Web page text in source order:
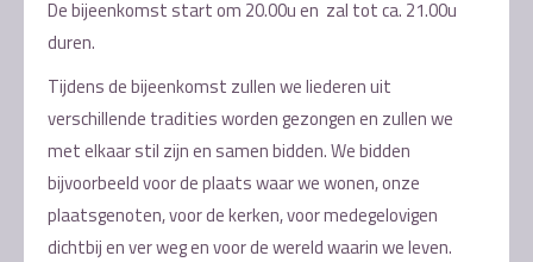
De bijeenkomst start om 20.00u en zal tot ca. 21.00u
duren.
Tijdens de bijeenkomst zullen we liederen uit
verschillende tradities worden gezongen en zullen we
met elkaar stil zijn en samen bidden. We bidden
bijvoorbeeld voor de plaats waar we wonen, onze
plaatsgenoten, voor de kerken, voor medegelovigen
dichtbij en ver weg en voor de wereld waarin we leven.